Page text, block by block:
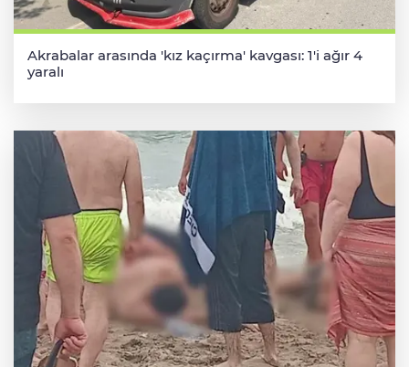
Akrabalar arasında 'kız kaçırma' kavgası: 1'i ağır 4
yaralı